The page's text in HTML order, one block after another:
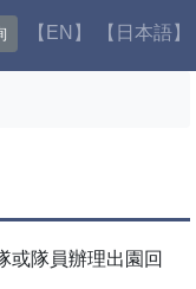
【EN】 【日本語】
或隊員辦理出園回